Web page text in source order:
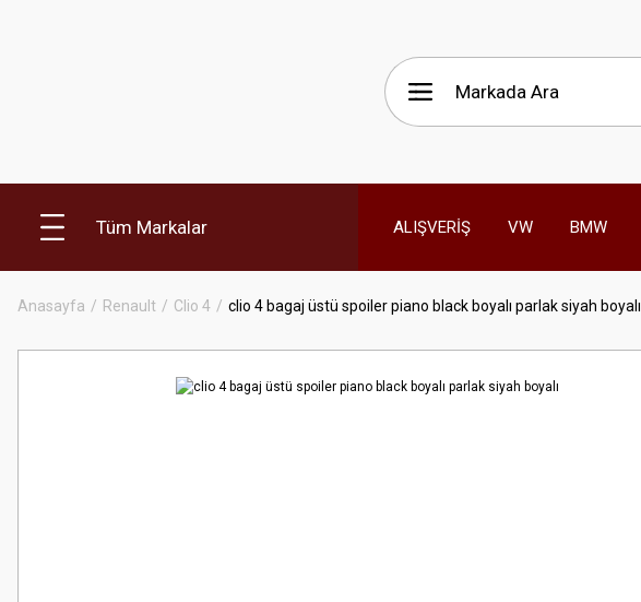
Tüm Markalar ALIŞVERİŞ VW BMW
Anasayfa Renault Clio 4 clio 4 bagaj üstü spoiler piano black boyalı parlak siyah boyalı